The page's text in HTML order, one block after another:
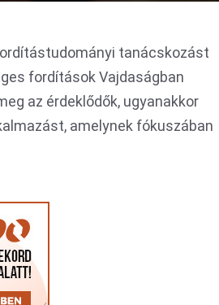
tanácskozást
fordítások Vajdaságban
az érdeklődők, ugyanakkor
amelynek fókuszában